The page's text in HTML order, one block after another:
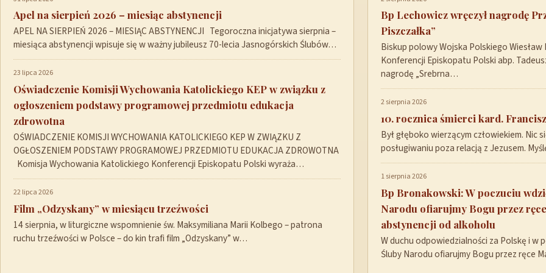
Apel na sierpień 2026 – miesiąc abstynencji
APEL NA SIERPIEŃ 2026 – MIESIĄC ABSTYNENCJI Tegoroczna inicjatywa sierpnia –
miesiąca abstynencji wpisuje się w ważny jubileusz 70-lecia Jasnogórskich Ślubów…
23 lipca 2026
Oświadczenie Komisji Wychowania Katolickiego KEP w związku z
ogłoszeniem podstawy programowej przedmiotu edukacja
zdrowotna
OŚWIADCZENIE KOMISJI WYCHOWANIA KATOLICKIEGO KEP W ZWIĄZKU Z
OGŁOSZENIEM PODSTAWY PROGRAMOWEJ PRZEDMIOTU EDUKACJA ZDROWOTNA
Komisja Wychowania Katolickiego Konferencji Episkopatu Polski wyraża…
22 lipca 2026
Film „Odzyskany” w miesiącu trzeźwości
14 sierpnia, w liturgiczne wspomnienie św. Maksymiliana Marii Kolbego – patrona
ruchu trzeźwości w Polsce – do kin trafi film „Odzyskany” w…
Bp Lechowicz wręczył nagrodę
Piszczałka”
Biskup polowy Wojska Polskiego
Konferencji Episkopatu Polski abp.
nagrodę „Srebrna…
2 sierpnia 2026
10. rocznica śmierci kard.
Był głęboko wierzącym człowiekiem. Nic
posługiwaniu poza relacją z Jezusem.
1 sierpnia 2026
Bp Bronakowski: W poczuciu
Narodu ofiarujmy Bogu przez
abstynencji od alkoholu
W duchu odpowiedzialności za Polskę i w
Śluby Narodu ofiarujmy Bogu przez ręce